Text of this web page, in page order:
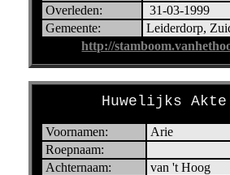
Overleden:
31-03-1999
Gemeente:
Leiderdorp,
http://
Huwelijks
Voornamen: Arie
Roepnaam:
Achternaam:
van 't Hoog